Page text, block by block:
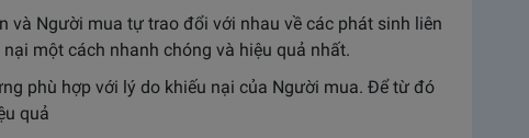
và Người mua tự trao đổi với nhau về các phát sinh liên
một cách nhanh chóng và hiệu quả nhất.
phù hợp với lý do khiếu nại của Người mua. Để từ đó
quả